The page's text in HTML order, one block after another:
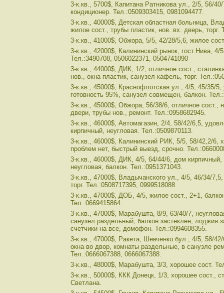
3-к.кв., 5700$, Капитана Ратникова ул., 2/5, 56/
кондиционер. Тел.:0509303415, 0981094477.
3-к.кв., 40000$, Детская областная больница,
жилое сост., трубы пластик, нов. вх. дверь, торг.
3-к.кв., 41000$, Обжора, 5/5, 42/28/5,6, жилое
3-к.кв., 42000$, Калининский рынок, гост.Нива, 4/
Тел.:3490708, 0506022371, 0504741090
3-к.кв., 44000$, ДИК, 1/2, отличное сост.,
нов., окна пластик, санузел кафель, торг.
3-к.кв., 45000$, Краснофлотская ул., 4/5, 45/35/5,
готовность 95%, санузел совмещен, балкон.
3-к.кв., 45000$, Обжора, 56/38/6, отличное сост.,
двери, трубы нов., ремонт. Тел.:0958682945.
3-к.кв., 46000$, Автомагазин, 2/4, 58/42/6,5,
кирпичный, неугловая. Тел.:0509870113.
3-к.кв., 46000$, Калининский РИК, 5/5, 58/42,2/6,
проблем нет, быстрый выезд, срочно.
3-к.кв., 46000$, ДИК, 4/5, 64/44/6, дом кирпичный,
неугловая, балкон. Тел.:0951371043.
3-к.кв., 47000$, Владычанского ул., 4/5, 46/34/
торг. Тел.:0508717395, 0999518088
3-к.кв., 47000$, ДОБ, 4/5, жилое сост., 2+1,
Тел.:0669415864.
3-к.кв., 47000$, Марабушта, 8/9, 63/40/7,
санузел раздельный, балкон застеклен, лоджия
счетчики на все, домофон. Тел.:0994608355.
3-к.кв., 47000$, Ракета, Шевченко бул., 4/5, 58/
окна во двор, комнаты раздельные, в санузле
Тел.:0666067388, 0666067388.
3-к.кв., 48000$, Марабушта, 3/3, хорошее сост.
3-к.кв., 50000$, ККК Донецк, 1/3, хорошее сост.,
Светлана.